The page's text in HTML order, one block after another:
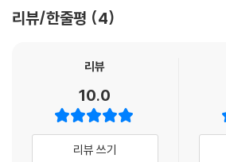
리뷰/한줄평 4
리뷰
10.0
리뷰 쓰기